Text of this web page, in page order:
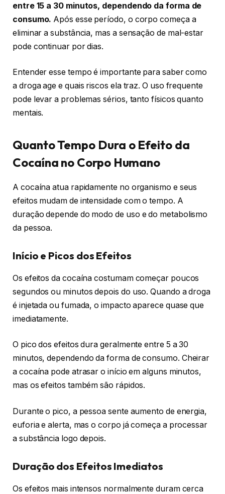
entre 15 a 30 minutos, dependendo da forma de
consumo. Após esse período, o corpo começa a
eliminar a substância, mas a sensação de mal-estar
pode continuar por dias.
Entender esse tempo é importante para saber como
a droga age e quais riscos ela traz. O uso frequente
pode levar a problemas sérios, tanto físicos quanto
mentais.
Quanto Tempo Dura o Efeito da
Cocaína no Corpo Humano
A cocaína atua rapidamente no organismo e seus
efeitos mudam de intensidade com o tempo. A
duração depende do modo de uso e do metabolismo
da pessoa.
Início e Picos dos Efeitos
Os efeitos da cocaína costumam começar poucos
segundos ou minutos depois do uso. Quando a droga
é injetada ou fumada, o impacto aparece quase que
imediatamente.
O pico dos efeitos dura geralmente entre 5 a 30
minutos, dependendo da forma de consumo. Cheirar
a cocaína pode atrasar o início em alguns minutos,
mas os efeitos também são rápidos.
Durante o pico, a pessoa sente aumento de energia,
euforia e alerta, mas o corpo já começa a processar
a substância logo depois.
Duração dos Efeitos Imediatos
Os efeitos mais intensos normalmente duram cerca